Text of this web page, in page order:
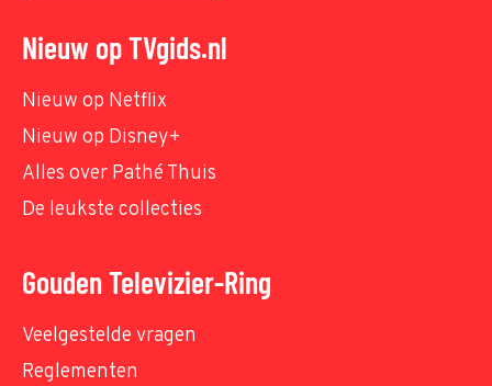
Nieuw op TVgids.nl
Nieuw op Netflix
Nieuw op Disney+
Alles over Pathé Thuis
De leukste collecties
Gouden Televizier-Ring
Veelgestelde vragen
Reglementen